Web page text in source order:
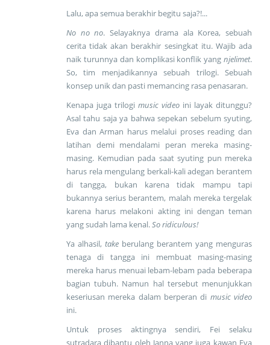
Lalu, apa semua berakhir begitu saja?!...
No no no. Selayaknya drama ala Korea, sebuah
cerita tidak akan berakhir sesingkat itu. Wajib ada
naik turunnya dan komplikasi konflik yang njelimet.
So, tim menjadikannya sebuah trilogi. Sebuah
konsep unik dan pasti memancing rasa penasaran.
Kenapa juga trilogi music video ini layak ditunggu?
Asal tahu saja ya bahwa sepekan sebelum syuting,
Eva dan Arman harus melalui proses reading dan
latihan demi mendalami peran mereka masing-
masing. Kemudian pada saat syuting pun mereka
harus rela mengulang berkali-kali adegan berantem
di tangga, bukan karena tidak mampu tapi
bukannya serius berantem, malah mereka tergelak
karena harus melakoni akting ini dengan teman
yang sudah lama kenal.So ridiculous!
Ya alhasil, take berulang berantem yang menguras
tenaga di tangga ini membuat masing-masing
mereka harus menuai lebam-lebam pada beberapa
bagian tubuh. Namun hal tersebut menunjukkan
keseriusan mereka dalam berperan di music video
ini.
Untuk proses aktingnya sendiri, Fei selaku
sutradara dibantu oleh Janna yang juga kawan Eva